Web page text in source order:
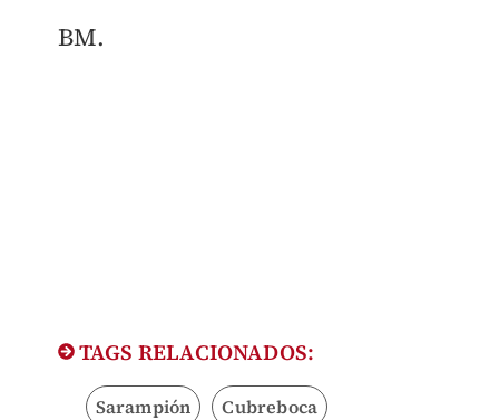
BM.
TAGS RELACIONADOS:
Sarampión Cubreboca